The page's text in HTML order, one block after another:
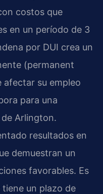
costos que
en un período de 3
por DUI crea un
(permanent
afectar su empleo
para una
Arlington.
resultados en
demuestran un
favorables. Es
un plazo de